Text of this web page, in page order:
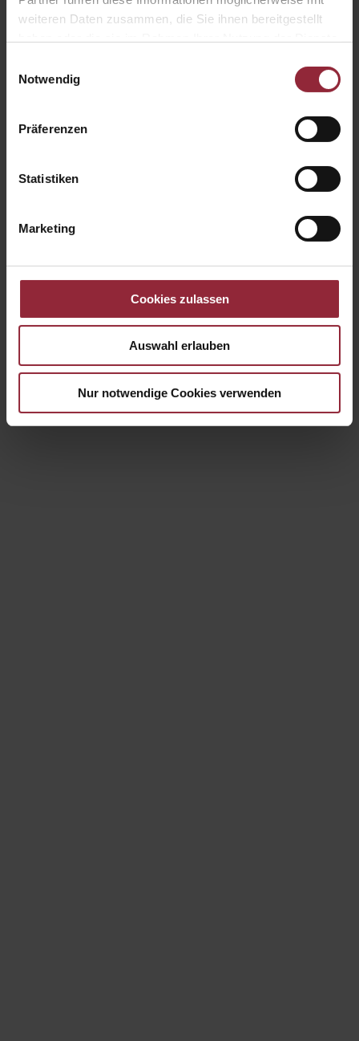
weiteren Daten zusammen, die Sie ihnen bereitgestellt
Notwendig
Präferenzen
Statistiken
Marketing
Cookies zulassen
Auswahl erlauben
Nur notwendige Cookies verwenden
Vermögensverwaltung erklärt
Einfach erklärt
Marktkommentar 12/2025
Marktkommentar